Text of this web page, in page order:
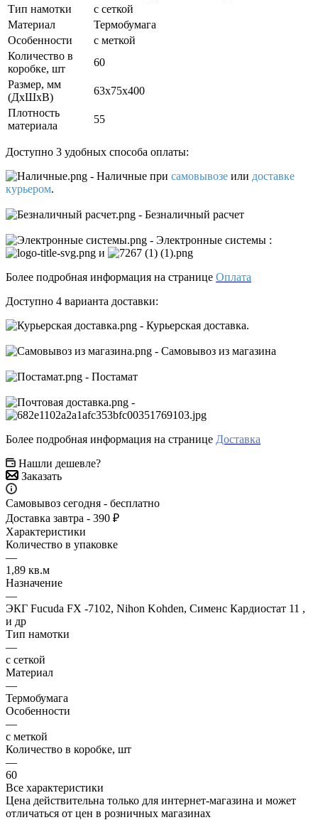
Тип намотки
с сеткой
Материал
Термобумага
Особенности
с меткой
Количество в
коробке, шт
60
Размер, мм
(ДxШxВ)
63х75х400
Плотность
материала
55
Доступно 3 удобных способа оплаты:
- Наличные при самовывозе или доставке
курьером.
- Безналичный расчет
- Электронные системы :
и
Более подробная информация на странице Оплата
Доступно 4 варианта доставки:
- Курьерская доставка.
- Самовывоз из магазина
- Постамат
-
Более подробная информация на странице Доставка
Нашли дешевле?
Заказать
Самовывоз сегодня - бесплатно
Доставка завтра - 390 ₽
Характеристики
Количество в упаковке
—
1,89 кв.м
Назначение
—
ЭКГ Fucuda FX -7102, Nihon Kohden, Сименс Кардиостат 11 ,
и др
Тип намотки
—
с сеткой
Материал
—
Термобумага
Особенности
—
с меткой
Количество в коробке, шт
—
60
Все характеристики
Цена действительна только для интернет-магазина и может
отличаться от цен в розничных магазинах